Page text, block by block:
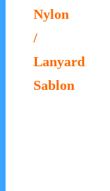
Nylon
/
Lanyard
Sablon